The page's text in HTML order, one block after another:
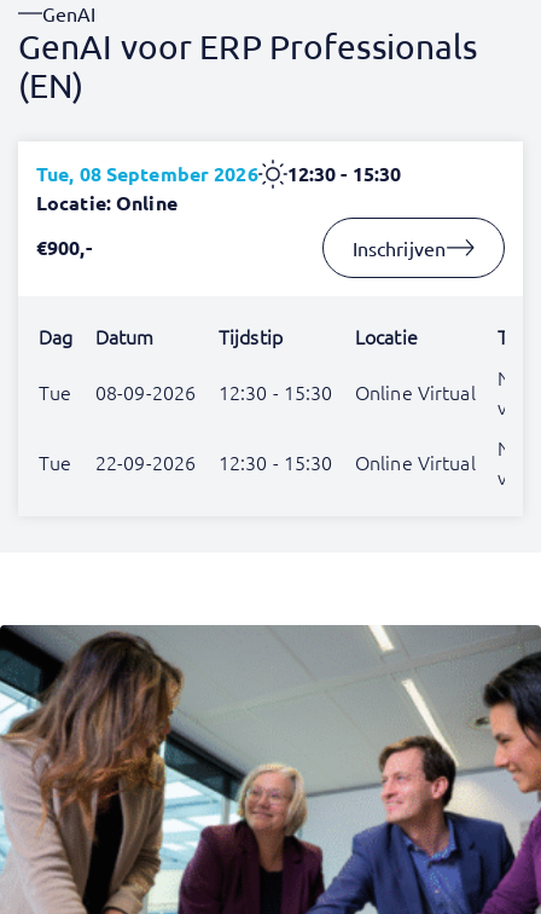
GenAI
GenAI voor ERP Professionals
(EN)
Tue, 08 September 2026
12:30 - 15:30
Locatie: Online
€900,-
Inschrijven
Dag Datum Tijdstip Locatie
Tue 08-09-2026 12:30 - 15:30 Online Virtual
Nog
Tue 22-09-2026 12:30 - 15:30 Online Virtual
Nog